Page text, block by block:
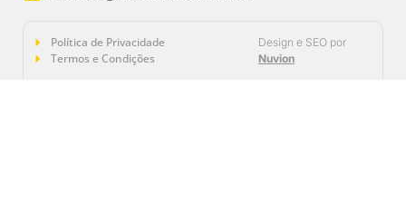
Política de Privacidade
Termos e Condições
Design e SEO por
Nuvion